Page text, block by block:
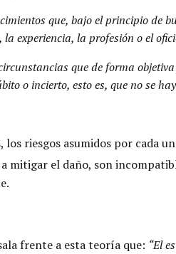
que, bajo el principio de
la experiencia, la profesión o el
que de forma
o incierto, esto es, que no se
los riesgos asumidos por cada
mitigar el daño, son
frente a esta teoría que: “El